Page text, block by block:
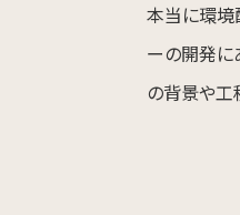
本当に環境
ーの開発に
の背景や工